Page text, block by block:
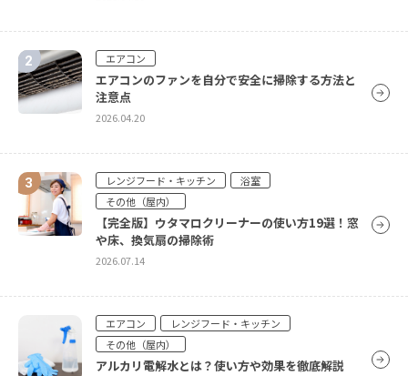
浴室
2026.01.08
浴室
浴室
浴槽汚れの原因は皮脂汚れと水アカ！汚れ別の掃
2025.12.08
エアコン
エアコンのファンを自分で安全に掃除する方法と
注意点
2026.04.20
レンジフード・キッチン
浴室
その他（屋内）
【完全版】ウタマロクリーナーの使い方19選！窓
や床、換気扇の掃除術
2026.07.14
エアコン
レンジフード・キッチン
その他（屋内）
アルカリ電解水とは？使い方や効果を徹底解説